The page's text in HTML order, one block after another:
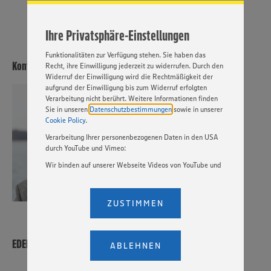
Ihre Privatsphäre-Einstellungen
„EINSTELLUNGEN ÄNDERN”. Bitte beachten Sie, dass auf
Basis Ihrer Einstellungen ggf. nicht mehr alle
Funktionalitäten zur Verfügung stehen. Sie haben das
Recht, ihre Einwilligung jederzeit zu widerrufen. Durch den
Widerruf der Einwilligung wird die Rechtmäßigkeit der
aufgrund der Einwilligung bis zum Widerruf erfolgten
Verarbeitung nicht berührt. Weitere Informationen finden
Sie in unseren Datenschutzbestimmungen sowie in unserer
Cookie Policy.
Verarbeitung Ihrer personenbezogenen Daten in den USA
durch YouTube und Vimeo:
Wir binden auf unserer Webseite Videos von YouTube und
Einstellungen bezüglich YouTube und Vimeo zu ändern,
ein, dass Ihre Daten (IP-Adresse, Zeitstempel, ggf.
Nutzerverhalten auf unserer Webseite) an die Anbieter der
Dienste YouTube und Vimeo in den USA übermittelt und
dort verarbeitet werden. Der EuGH sieht die USA als Land
angemessenen Datenschutzniveau an. Es besteht das
ABLEHNEN
ZUSTIMMEN
Kontakt
Herr Nicolas Reuß
EDEKA Nord Service- und Logistikgesellschaft mbH